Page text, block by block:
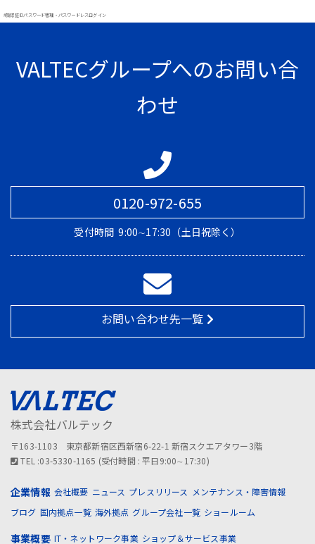
#顔認証 IDパスワード管理・パスワードレスログイン
VALTECグループへのお問い合
わせ
0120-972-655
受付時間 9:00∼17:30（土日祝除く）
お問い合わせ先一覧
株式会社バルテック
〒163-1103 東京都新宿区西新宿6-22-1 新宿スクエアタワー3階
TEL :03-5330-1165 (受付時間 : 平日9:00∼17:30)
企業情報 会社概要 ニュース プレスリリース
メンテナンス・障害情報
ブログ 国内拠点一覧 海外拠点 グループ会社一覧 ショールーム
事業概要 IT・ネットワーク事業 ショップ＆サービス事業